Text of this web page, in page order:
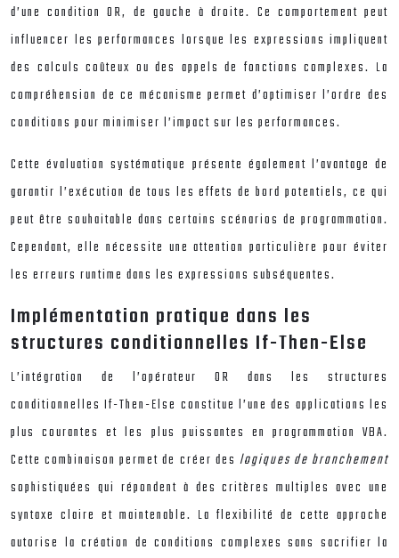
d’une condition OR, de gauche à droite. Ce comportement peut
influencer les performances lorsque les expressions impliquent
des calculs coûteux ou des appels de fonctions complexes. La
compréhension de ce mécanisme permet d’optimiser l’ordre des
conditions pour minimiser l’impact sur les performances.
Cette évaluation systématique présente également l’avantage de
garantir l’exécution de tous les effets de bord potentiels, ce qui
peut être souhaitable dans certains scénarios de programmation.
Cependant, elle nécessite une attention particulière pour éviter
les erreurs runtime dans les expressions subséquentes.
Implémentation pratique dans les
structures conditionnelles If-Then-Else
L’intégration de l’opérateur OR dans les structures
conditionnelles If-Then-Else constitue l’une des applications les
plus courantes et les plus puissantes en programmation VBA.
Cette combinaison permet de créer des logiques de branchement
sophistiquées qui répondent à des critères multiples avec une
syntaxe claire et maintenable. La flexibilité de cette approche
autorise la création de conditions complexes sans sacrifier la